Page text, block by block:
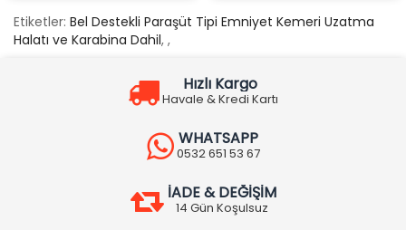
Etiketler: Bel Destekli Paraşüt Tipi Emniyet Kemeri Uzatma
Halatı ve Karabina Dahil, ,
Hızlı Kargo
Havale & Kredi Kartı
WHATSAPP
0532 651 53 67
İADE & DEĞİŞİM
14 Gün Koşulsuz